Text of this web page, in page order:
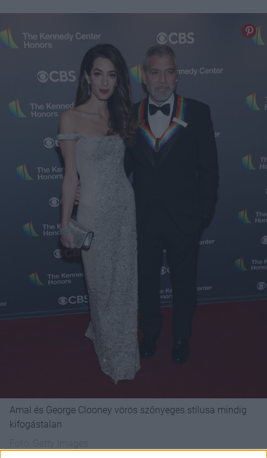
Amal és George Clooney vörös szőnyeges stílusa mindig
kifogástalan